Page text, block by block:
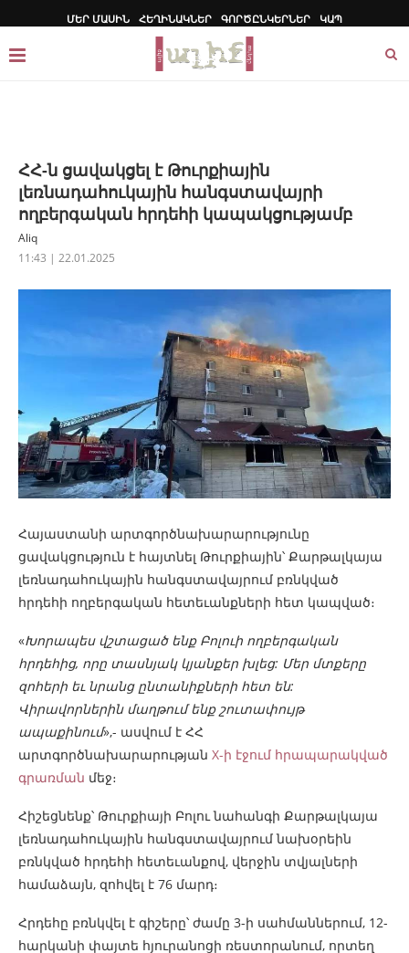
ՄԵՐ ՄԱՍԻՆ ՀԵՂԻՆԱԿՆԵՐ ԳՈՐԾԸՆԿԵՐՆԵՐ ԿԱՊ
ՀՀ-ն ցավակցել է Թուրքիային
լեռնադահուկային հանգստավայրի
ողբերգական հրդեհի կապակցությամբ
Aliq
11:43 | 22.01.2025
Հայաստանի արտգործնախարարությունը
ցավակցություն է հայտնել Թուրքիային՝ Քարթալկայա
լեռնադահուկային հանգստավայրում բռնկված
հրդեհի ողբերգական հետեւանքների հետ կապված։
«Խորապես վշտացած ենք Բոլուի ողբերգական
հրդեհից, որը տասնյակ կյանքեր խլեց: Մեր մտքերը
զոհերի եւ նրանց ընտանիքների հետ են:
Վիրավորներին մաղթում ենք շուտափույթ
ապաքինում»,- ասվում է ՀՀ
արտգործնախարարության X-ի էջում հրապարակված
գրառման մեջ։
Հիշեցնենք՝ Թուրքիայի Բոլու նահանգի Քարթալկայա
լեռնադահուկային հանգստավայրում նախօրեին
բռնկված հրդեհի հետեւանքով, վերջին տվյալների
համաձայն, զոհվել է 76 մարդ։
Հրդեհը բռնկվել է գիշերը՝ ժամը 3-ի սահմաններում, 12-
հարկանի փայտե հյուրանոցի ռեստորանում, որտեղ